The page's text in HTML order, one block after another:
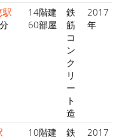
駅
14階建
60部屋
鉄
筋
コ
ン
ク
リ
ー
ト
造
2017
年
10階建
鉄
2017